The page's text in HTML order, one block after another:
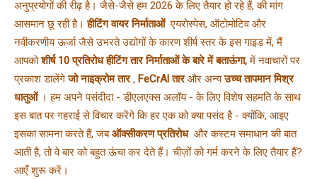
अनुप्रयोगों की रीढ़ है। जैसे-जैसे हम 2026 के लिए तैयार हो रहे हैं, की मांग
आसमान छू रही है। हीटिंग वायर निर्माताओं एयरोस्पेस, ऑटोमोटिव और
नवीकरणीय ऊर्जा जैसे उभरते उद्योगों के कारण शीर्ष स्तर के इस गाइड में, मैं
आपको शीर्ष 10 प्रतिरोध हीटिंग तार निर्माताओं के बारे में बताऊंगा, में नवाचारों पर
प्रकाश डालेंगे जो नाइक्रोम तार , FeCrAl तार और अन्य उच्च तापमान मिश्र
धातुओं । हम अपने पसंदीदा - डीएलएक्स अलॉय - के लिए विशेष सहमति के साथ
इस बात पर गहराई से विचार करेंगे कि हर एक को क्या पसंद है - क्योंकि, आइए
इसका सामना करते हैं, जब ऑक्सीकरण प्रतिरोध और कस्टम समाधान की बात
आती है, तो वे बार को बहुत ऊंचा कर देते हैं। चीज़ों को गर्म करने के लिए तैयार हैं?
आएँ शुरू करें।